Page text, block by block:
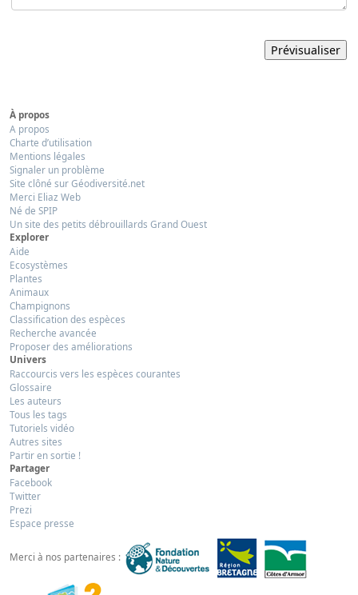
À propos
A propos
Charte d’utilisation
Mentions légales
Signaler un problème
Site clôné sur Géodiversité.net
Merci Eliaz Web
Né de SPIP
Un site des petits débrouillards Grand Ouest
Explorer
Aide
Ecosystèmes
Plantes
Animaux
Champignons
Classification des espèces
Recherche avancée
Proposer des améliorations
Univers
Raccourcis vers les espèces courantes
Glossaire
Les auteurs
Tous les tags
Tutoriels vidéo
Autres sites
Partir en sortie !
Partager
Facebook
Twitter
Prezi
Espace presse
Merci à nos partenaires :